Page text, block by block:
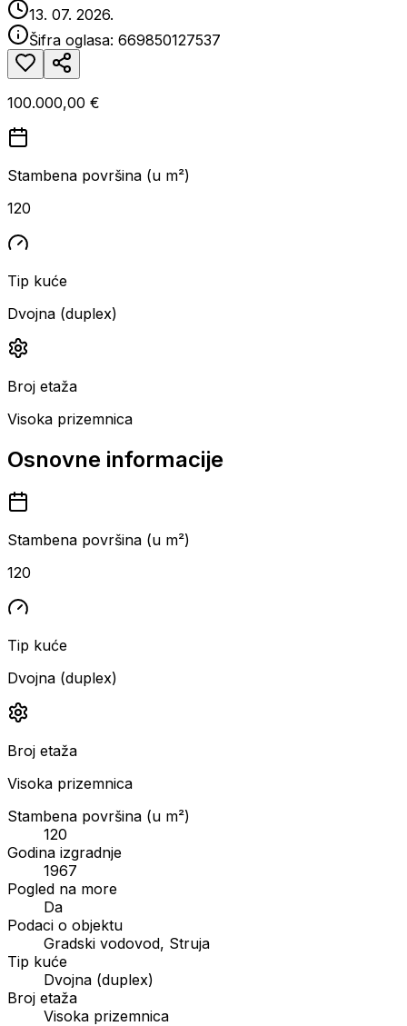
13. 07. 2026.
Šifra oglasa: 669850127537
100.000,00 €
Stambena površina (u m²)
120
Tip kuće
Dvojna (duplex)
Broj etaža
Visoka prizemnica
Osnovne informacije
Stambena površina (u m²)
120
Tip kuće
Dvojna (duplex)
Broj etaža
Visoka prizemnica
Stambena površina (u m²)
120
Godina izgradnje
1967
Pogled na more
Da
Podaci o objektu
Gradski vodovod, Struja
Tip kuće
Dvojna (duplex)
Broj etaža
Visoka prizemnica